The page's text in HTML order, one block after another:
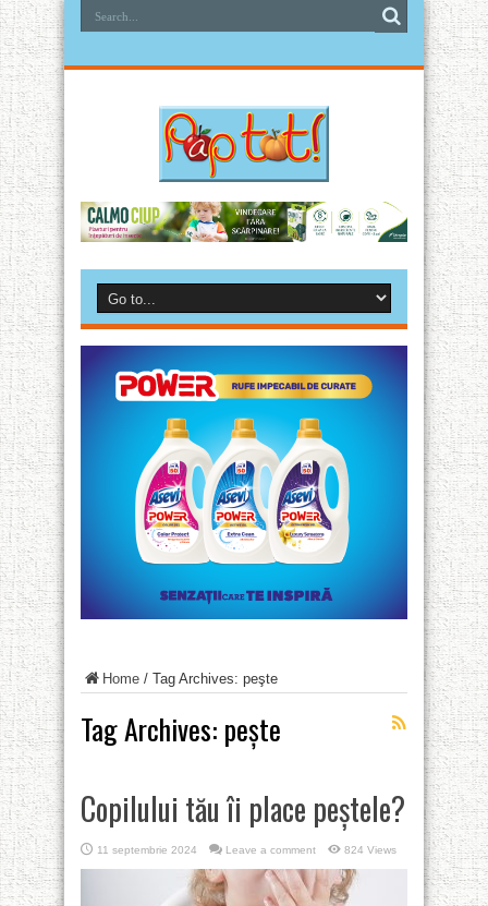
Home / Tag Archives: peşte
Tag Archives: peşte
Copilului tău îi place peștele?
11 septembrie 2024 Leave a comment 824 Views